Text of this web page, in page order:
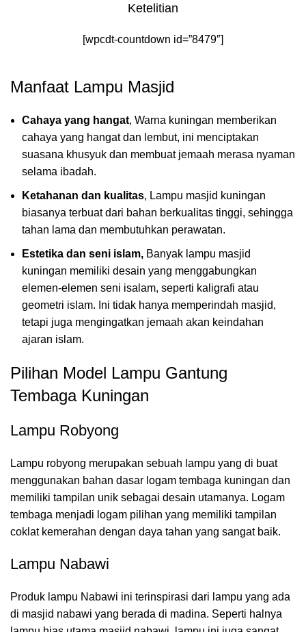
Ketelitian
[wpcdt-countdown id=”8479″]
Manfaat Lampu Masjid
Cahaya yang hangat, Warna kuningan memberikan
cahaya yang hangat dan lembut, ini menciptakan
suasana khusyuk dan membuat jemaah merasa nyaman
selama ibadah.
Ketahanan dan kualitas, Lampu masjid kuningan
biasanya terbuat dari bahan berkualitas tinggi, sehingga
tahan lama dan membutuhkan perawatan.
Estetika dan seni islam, Banyak lampu masjid
kuningan memiliki desain yang menggabungkan
elemen-elemen seni isalam, seperti kaligrafi atau
geometri islam. Ini tidak hanya memperindah masjid,
tetapi juga mengingatkan jemaah akan keindahan
ajaran islam.
Pilihan Model Lampu Gantung
Tembaga Kuningan
Lampu Robyong
Lampu robyong merupakan sebuah lampu yang di buat
menggunakan bahan dasar logam tembaga kuningan dan
memiliki tampilan unik sebagai desain utamanya. Logam
tembaga menjadi logam pilihan yang memiliki tampilan
coklat kemerahan dengan daya tahan yang sangat baik.
Lampu Nabawi
Produk lampu Nabawi ini terinspirasi dari lampu yang ada
di masjid nabawi yang berada di madina. Seperti halnya